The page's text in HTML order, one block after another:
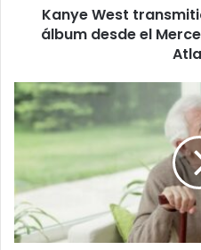
Mercedes-
de
Atlanta
Kanye West
álbum desde el
10
maneras
de
hacer
segura
la
casa
de